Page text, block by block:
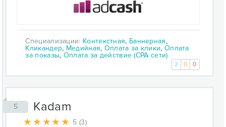
Специализации: Контекстная, Баннерная,
Кликандер, Медийная, Оплата за клики, Оплата
за показы, Оплата за действие (CPA сети)
2 0 0
5 Kadam
5 (3)